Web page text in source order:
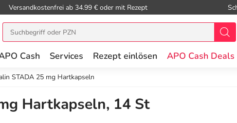
Versandkostenfrei ab 34.99 € oder mit Rezept
Cash Services Rezept einlösen APO Cash Deals
STADA 25 mg Hartkapseln
Hartkapseln, 14 St